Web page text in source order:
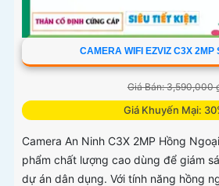
CAMERA WIFI EZVIZ C3X
Giá Bán: 3,590,000
Giá Khuyến Mại:
Camera An Ninh C3X 2MP Hồng
phẩm chất lượng cao dùng để giám
dự án dân dụng. Với tính năng hồng